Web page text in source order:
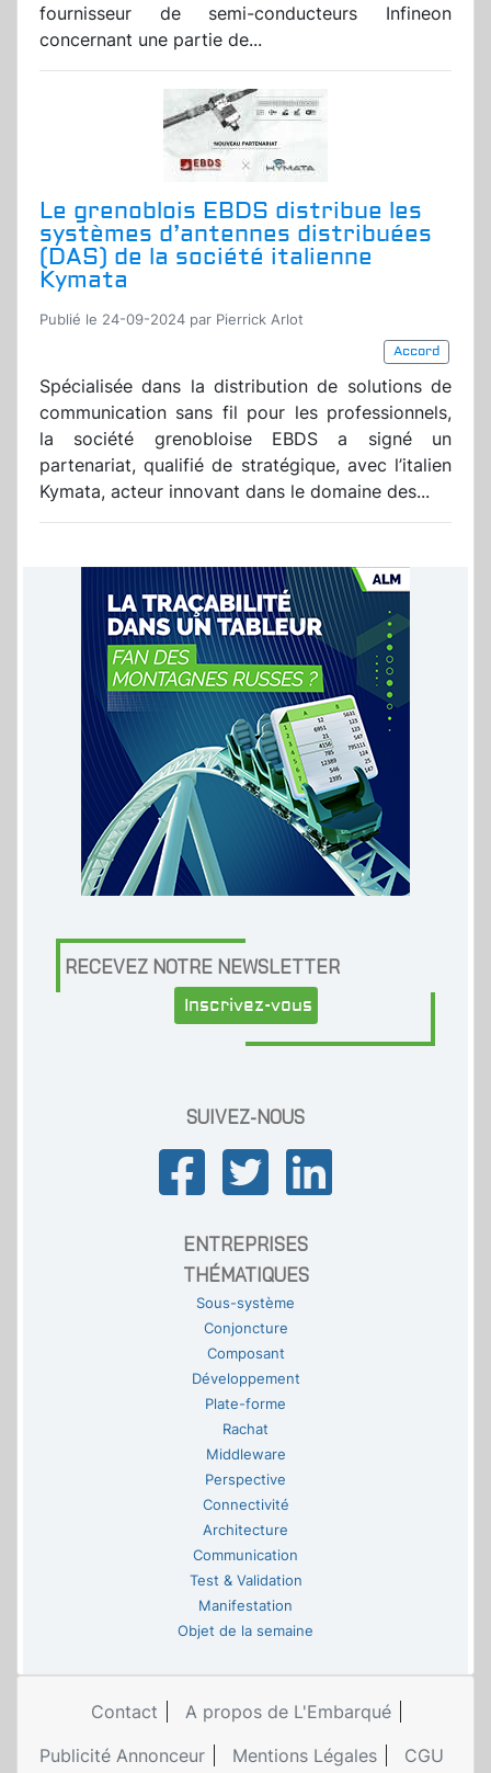
fournisseur de semi-conducteurs Infineon
concernant une partie de...
Le grenoblois EBDS distribue les
systèmes d’antennes distribuées
(DAS) de la société italienne
Kymata
Publié le 24-09-2024 par Pierrick Arlot
Accord
Spécialisée dans la distribution de solutions de
communication sans fil pour les professionnels,
la société grenobloise EBDS a signé un
partenariat, qualifié de stratégique, avec l’italien
Kymata, acteur innovant dans le domaine des...
RECEVEZ NOTRE NEWSLETTER
Inscrivez-vous
SUIVEZ-NOUS
ENTREPRISES
THÉMATIQUES
Sous-système
Conjoncture
Composant
Développement
Plate-forme
Rachat
Middleware
Perspective
Connectivité
Architecture
Communication
Test & Validation
Manifestation
Objet de la semaine
Contact
A propos de L'Embarqué
Publicité Annonceur
Mentions Légales CGU